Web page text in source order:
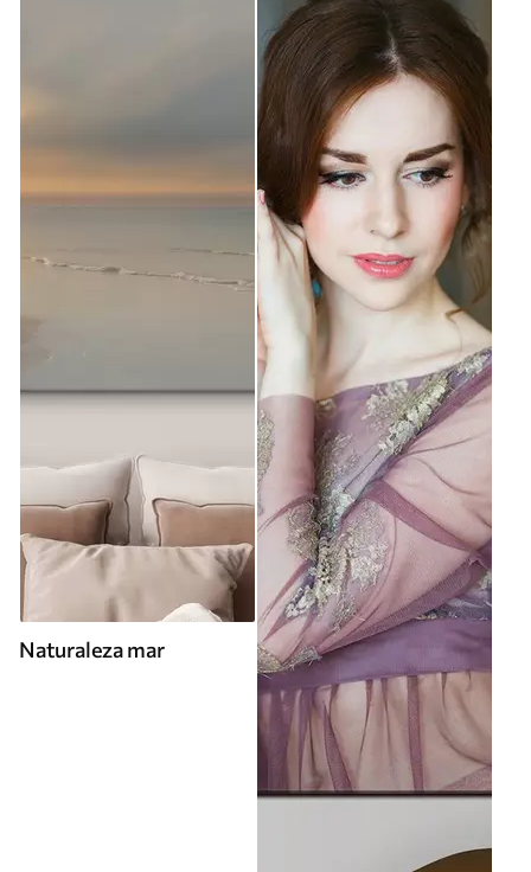
Naturaleza mar